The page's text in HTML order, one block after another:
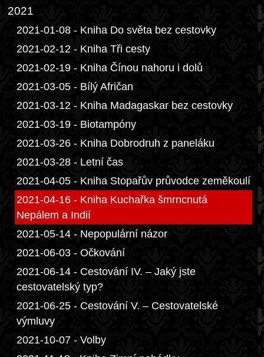
2021
2021-01-08 - Kniha Do světa bez cestovky
2021-02-12 - Kniha Tři cesty
2021-02-19 - Kniha Čínou nahoru i dolů
2021-03-05 - Bílý Afričan
2021-03-12 - Kniha Madagaskar bez cestovky
2021-03-19 - Biotampóny
2021-03-26 - Kniha Dobrodruh z paneláku
2021-03-28 - Letní čas
2021-04-05 - Kniha Stopařův průvodce zeměkoulí
2021-04-16 - Kniha Kuchařka šmrncnutá
Nepálem a Indií
2021-05-14 - Nepopulární názor
2021-06-03 - Očkování
2021-06-14 - Cestování IV. – Jaký jste
cestovatelský typ?
2021-06-25 - Cestování V. – Cestovatelské
výmluvy
2021-10-07 - Volby